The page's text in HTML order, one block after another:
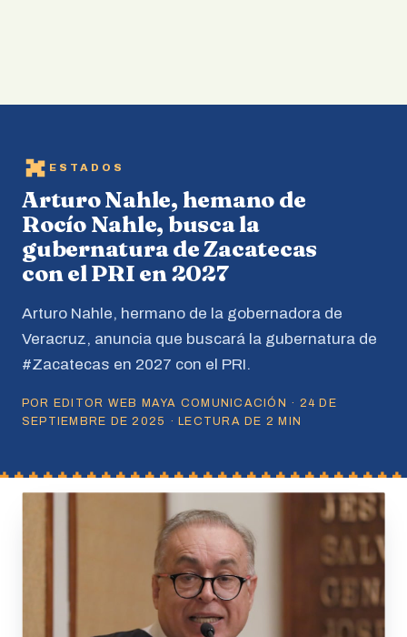
ESTADOS
Arturo Nahle, hemano de
Rocío Nahle, busca la
gubernatura de Zacatecas
con el PRI en 2027
Arturo Nahle, hermano de la gobernadora de
Veracruz, anuncia que buscará la gubernatura de
#Zacatecas en 2027 con el PRI.
POR EDITOR WEB MAYA COMUNICACIÓN · 24 DE
SEPTIEMBRE DE 2025 · LECTURA DE 2 MIN